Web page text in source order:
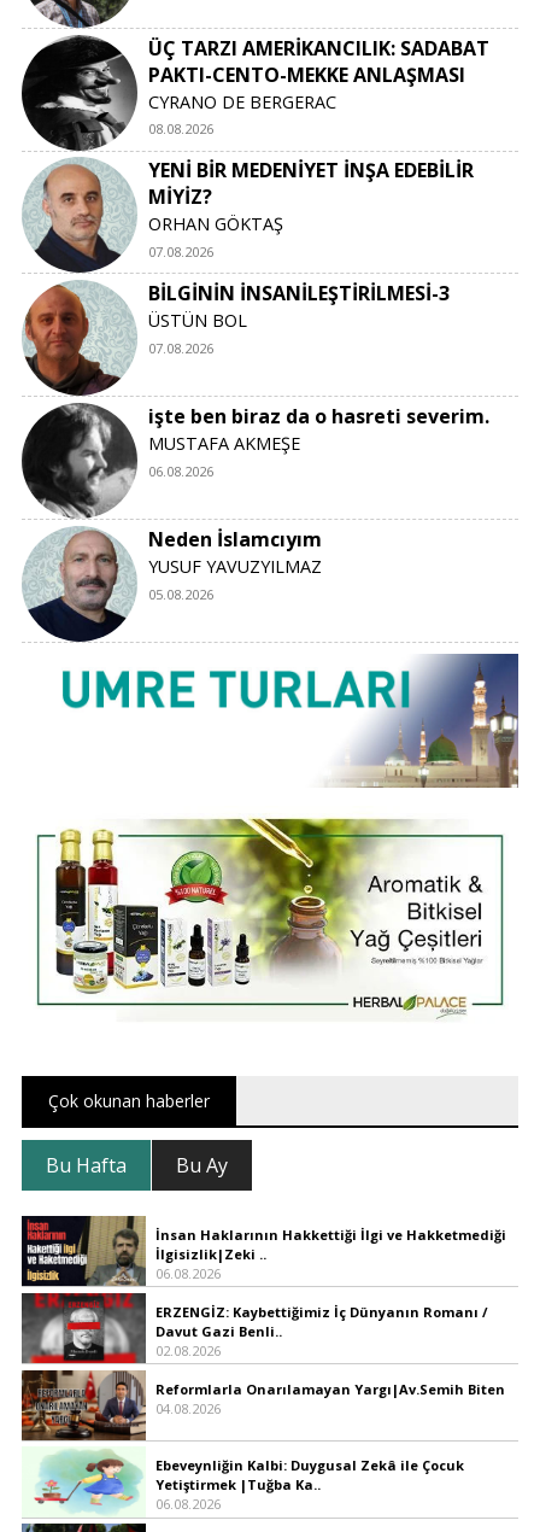
ÜÇ TARZI AMERİKANCILIK: SADABAT
PAKTI-CENTO-MEKKE ANLAŞMASI
CYRANO DE BERGERAC
08.08.2026
YENİ BİR MEDENİYET İNŞA EDEBİLİR
MİYİZ?
ORHAN GÖKTAŞ
07.08.2026
BİLGİNİN İNSANİLEŞTİRİLMESİ-3
ÜSTÜN BOL
07.08.2026
işte ben biraz da o hasreti severim.
MUSTAFA AKMEŞE
06.08.2026
Neden İslamcıyım
YUSUF YAVUZYILMAZ
05.08.2026
Çok okunan haberler
Bu Hafta Bu Ay
İnsan Haklarının Hakkettiği İlgi ve Hakketmediği
İlgisizlik|Zeki ..
06.08.2026
ERZENGİZ: Kaybettiğimiz İç Dünyanın Romanı /
Davut Gazi Benli..
02.08.2026
Reformlarla Onarılamayan Yargı|Av.Semih Biten
04.08.2026
Ebeveynliğin Kalbi: Duygusal Zekâ ile Çocuk
Yetiştirmek |Tuğba Ka..
06.08.2026